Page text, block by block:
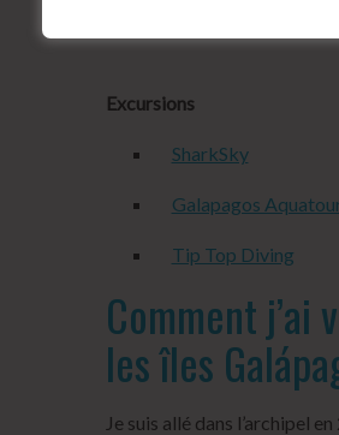
Excursions
SharkSky
Galapagos
Tip Top Diving
Comment j’ai
les îles
Je suis allé dans l’archipel